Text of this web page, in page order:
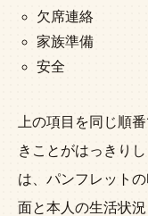
欠席連絡
家族準備
安全
上の項目を同じ順
きことがはっきり
は、パンフレット
面と本人の生活状況